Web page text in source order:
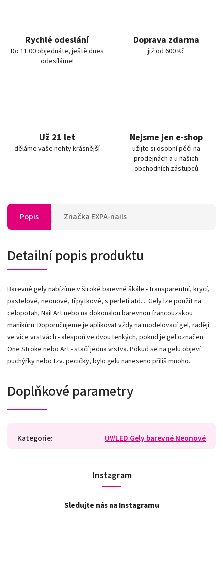
Rychlé odeslání
Do 11:00 objednáte, ještě dnes
odesíláme!
Doprava zdarma
již od 600 Kč
Už 21 let
děláme vaše nehty krásnější
Nejsme jen e-shop
užijte si osobní péči na
prodejnách a u našich
obchodních zástupců
Popis Značka EXPA-nails
Detailní popis produktu
Barevné gely nabízíme v široké barevné škále - transparentní, krycí,
pastelové, neonové, třpytkové, s perletí atd.... Gely lze použít na
celopotah, Nail Art nebo na dokonalou barevnou francouzskou
manikúru. Doporučujeme je aplikovat vždy na modelovací gel, raději
ve více vrstvách - alespoň ve dvou tenkých, pokud je gel označen
One Stroke nebo Art - stačí jedna vrstva. Pokud se na gelu objeví
puchýřky nebo tzv. pecičky, bylo gelu naneseno příliš mnoho.
Doplňkové parametry
Kategorie: UV/LED Gely barevné Neonové
Instagram
Sledujte nás na Instagramu